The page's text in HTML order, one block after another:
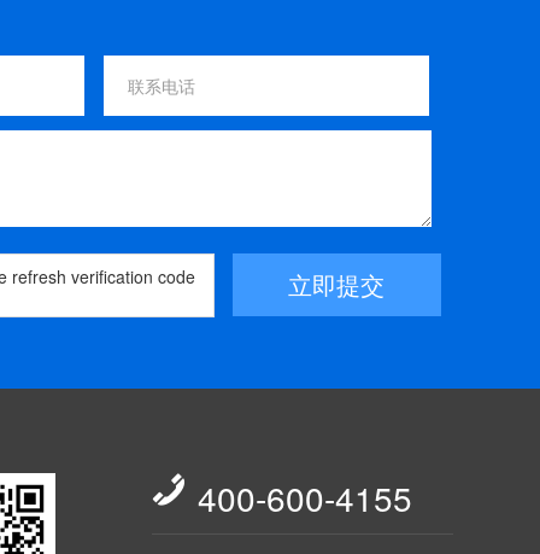
立即提交
 400-600-4155